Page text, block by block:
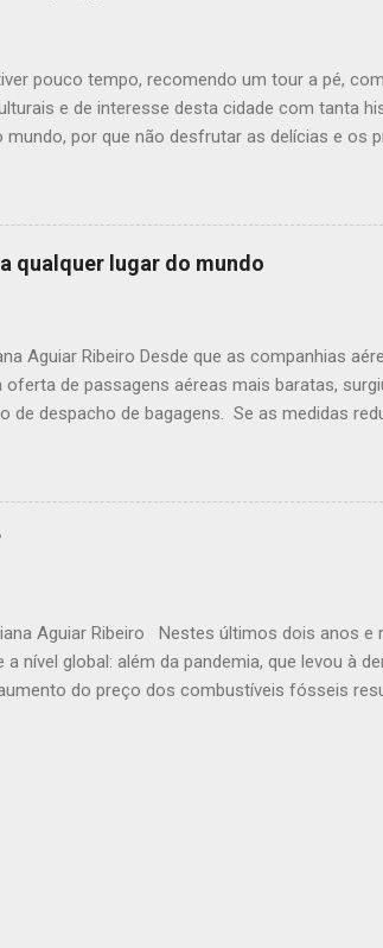
pouco tempo, recomendo um tour a pé,
e de interesse desta cidade com tanta
mundo, por que não desfrutar as delícias e os
"Ólinda situação Por uma cidadela Mais um
é bela Em qualquer estação..." Passear
admirar o casario colorido e resgatar um
cidade, entre portugueses e holandeses. A
qualquer lugar do mundo
Aguiar Ribeiro Desde que as companhias
oferta de passagens aéreas mais baratas,
de despacho de bagagens. Se as medidas
mais baratas, em contraposição a
Aguiar Ribeiro Nestes últimos dois anos e
a nível global: além da pandemia, que levou à
do preço dos combustíveis fósseis
escolares ao redor do mundo, a alta